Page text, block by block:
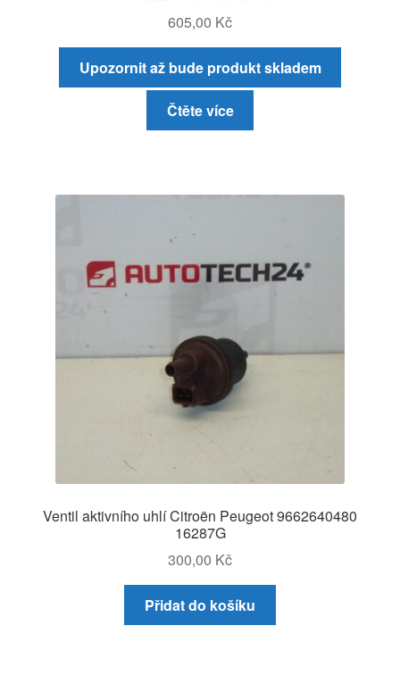
605,00 Kč
Upozornit až bude produkt skladem
Čtěte více
Ventil aktivního uhlí Citroën Peugeot 9662640480
16287G
300,00 Kč
Přidat do košíku